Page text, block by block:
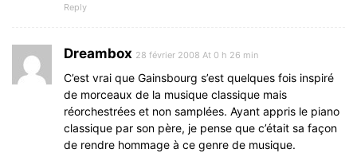
Reply
Dreambox 28 février 2008 At 0 h 26 min
C’est vrai que Gainsbourg s’est quelques fois inspiré
de morceaux de la musique classique mais
réorchestrées et non samplées. Ayant appris le piano
classique par son père, je pense que c’était sa façon
de rendre hommage à ce genre de musique.